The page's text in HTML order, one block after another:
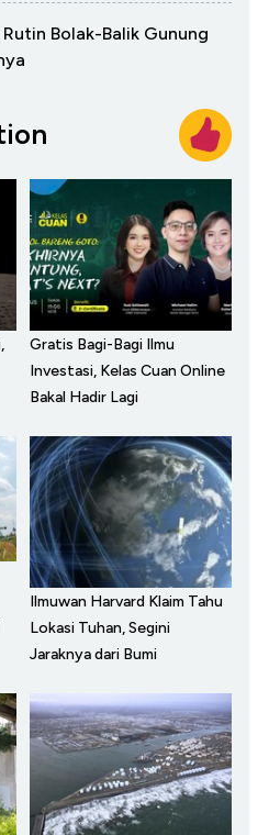
Bolak-Balik Gunung
Gratis Bagi-Bagi Ilmu
Investasi, Kelas Cuan Online
Bakal Hadir Lagi
Ilmuwan Harvard Klaim Tahu
Lokasi Tuhan, Segini
Jaraknya dari Bumi